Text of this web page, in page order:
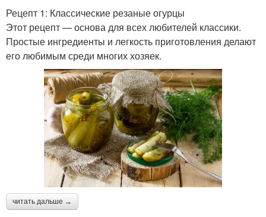
Рецепт 1: Классические резаные огурцы
Этот рецепт — основа для всех любителей классики.
Простые ингредиенты и легкость приготовления делают
его любимым среди многих хозяек.
читать дальше →